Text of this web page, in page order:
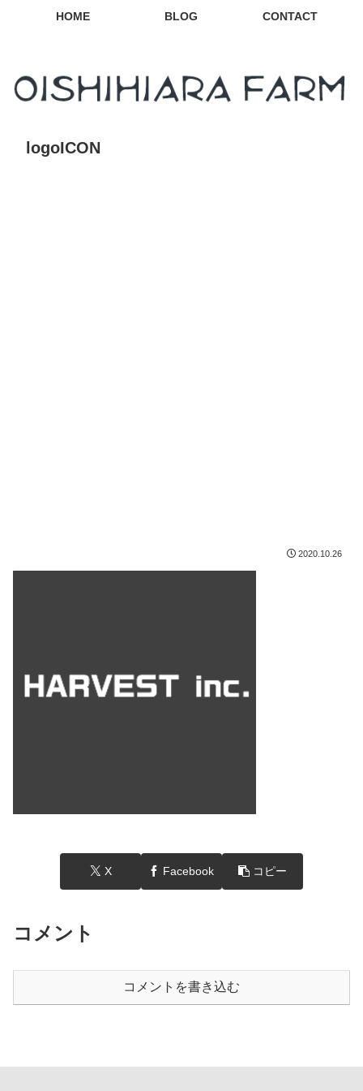
HOME BLOG CONTACT
logoICON
2020.10.26
X Facebook コピー
コメント
コメントを書き込む